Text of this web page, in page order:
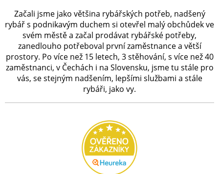
Začali jsme jako většina rybářských potřeb, nadšený
rybář s podnikavým duchem si otevřel malý obchůdek ve
svém městě a začal prodávat rybářské potřeby,
zanedlouho potřeboval první zaměstnance a větší
prostory. Po více než 15 letech, 3 stěhování, s více než 40
zaměstnanci, v Čechách i na Slovensku, jsme tu stále pro
vás, se stejným nadšením, lepšími službami a stále
rybáři, jako vy.